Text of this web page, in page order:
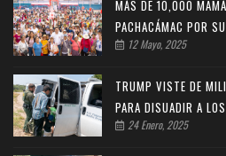
MÁS DE 10,000
PACHACÁMAC POR
12 Mayo, 2025
TRUMP VISTE DE
PARA DISUADIR A
24 Enero, 2025